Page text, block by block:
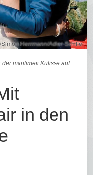
Simon Herrmann/Adler-Schiffe
der maritimen Kulisse auf
in den